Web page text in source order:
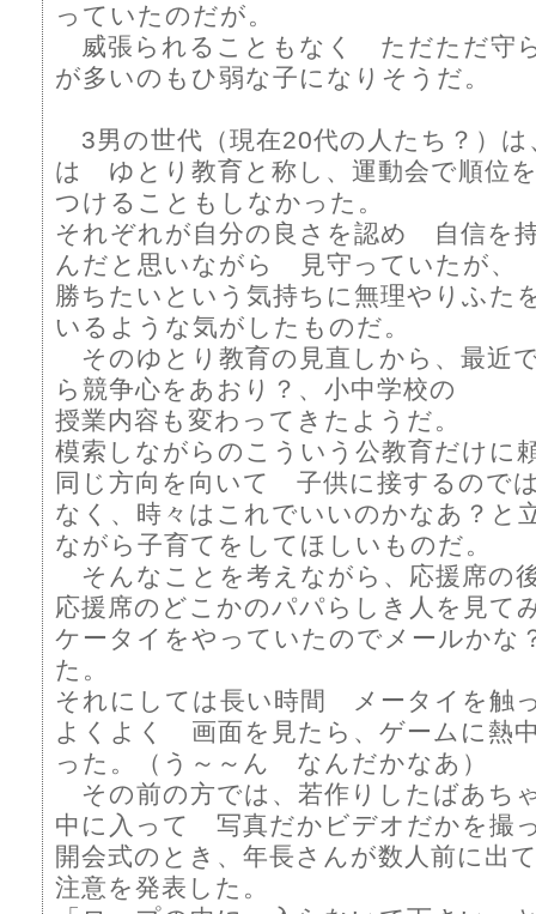
っていたのだが。
威張られることもなく ただただ守
が多いのもひ弱な子になりそうだ。
3男の世代（現在20代の人たち？）は
は ゆとり教育と称し、運動会で順位
つけることもしなかった。
それぞれが自分の良さを認め 自信を
んだと思いながら 見守っていたが、
勝ちたいという気持ちに無理やりふた
いるような気がしたものだ。
そのゆとり教育の見直しから、最近
ら競争心をあおり？、小中学校の
授業内容も変わってきたようだ。
模索しながらのこういう公教育だけに
同じ方向を向いて 子供に接するので
なく、時々はこれでいいのかなあ？と
ながら子育てをしてほしいものだ。
そんなことを考えながら、応援席
応援席のどこかのパパらしき人を見て
ケータイをやっていたのでメールかな
た。
それにしては長い時間 メータイを触
よくよく 画面を見たら、ゲームに熱
った。（う～～ん なんだかなあ）
その前の方では、若作りしたばあち
中に入って 写真だかビデオだかを撮
開会式のとき、年長さんが数人前に出
注意を発表した。